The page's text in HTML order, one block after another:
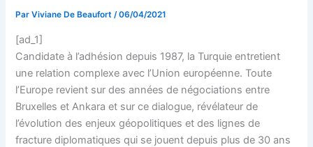
ParViviane De Beaufort/06/04/2021
[ad_1]
Candidate à l’adhésion depuis 1987, la Turquie entretient
une relation complexe avec l’Union européenne. Toute
l’Europe revient sur des années de négociations entre
Bruxelles et Ankara et sur ce dialogue, révélateur de
l’évolution des enjeux géopolitiques et des lignes de
fracture diplomatiques qui se jouent depuis plus de 30 ans